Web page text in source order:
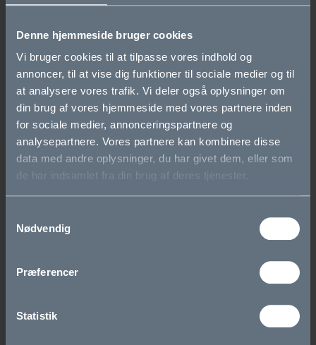
Denne hjemmeside bruger cookies
Vi bruger cookies til at tilpasse vores indhold og
annoncer, til at vise dig funktioner til sociale medier og til
at analysere vores trafik. Vi deler også oplysninger om
din brug af vores hjemmeside med vores partnere inden
for sociale medier, annonceringspartnere og
analysepartnere. Vores partnere kan kombinere disse
data med andre oplysninger, du har givet dem, eller som
de har indsamlet fra din brug af deres tjenester.
Nødvendig
Præferencer
Statistik
Skolens historie
Cookie- og privatlivspolitik
Tilgængelighedserklæring
Whistleblowerordning
Biotek
SAMF-ENG